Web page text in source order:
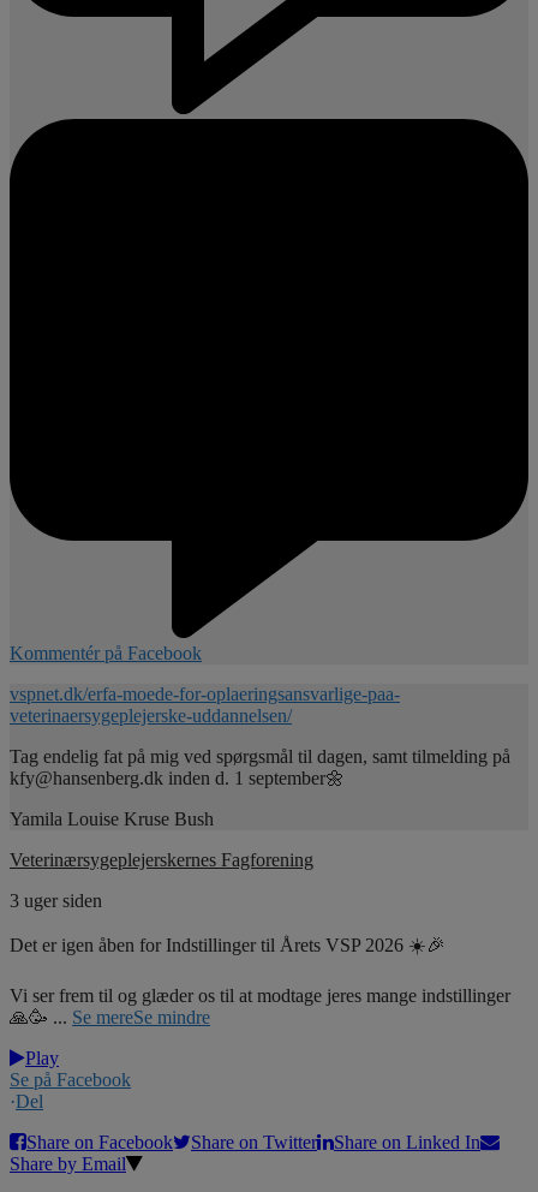
Kommentér på Facebook
vspnet.dk/erfa-moede-for-oplaeringsansvarlige-paa-
veterinaersygeplejerske-uddannelsen/
Tag endelig fat på mig ved spørgsmål til dagen, samt tilmelding på
kfy@hansenberg.dk inden d. 1 september🌼
Yamila Louise Kruse Bush
Veterinærsygeplejerskernes Fagforening
3 uger siden
Det er igen åben for Indstillinger til Årets VSP 2026 ☀️🎉
Vi ser frem til og glæder os til at modtage jeres mange indstillinger
🙏🥳 ... Se mereSe mindre
Play
Se på Facebook
·Del
Share on Facebook
Share on Twitter
Share on Linked In
Share by Email